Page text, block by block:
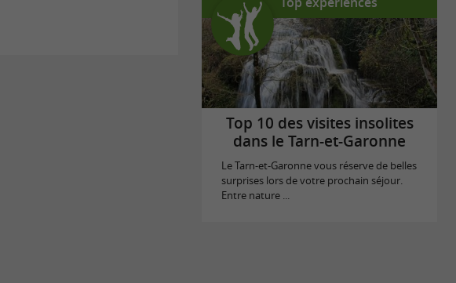
Top 10 des visites insolites
dans le Tarn-et-Garonne
Le Tarn-et-Garonne vous réserve de belles
surprises lors de votre prochain séjour.
Entre nature ...